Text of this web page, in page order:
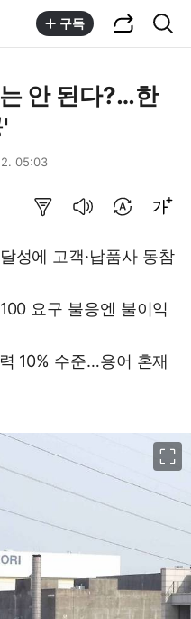
구독
안 된다?…한
05:03
성에 고객·납품사 동참
요구 불응엔 불이익
10% 수준…용어 혼재